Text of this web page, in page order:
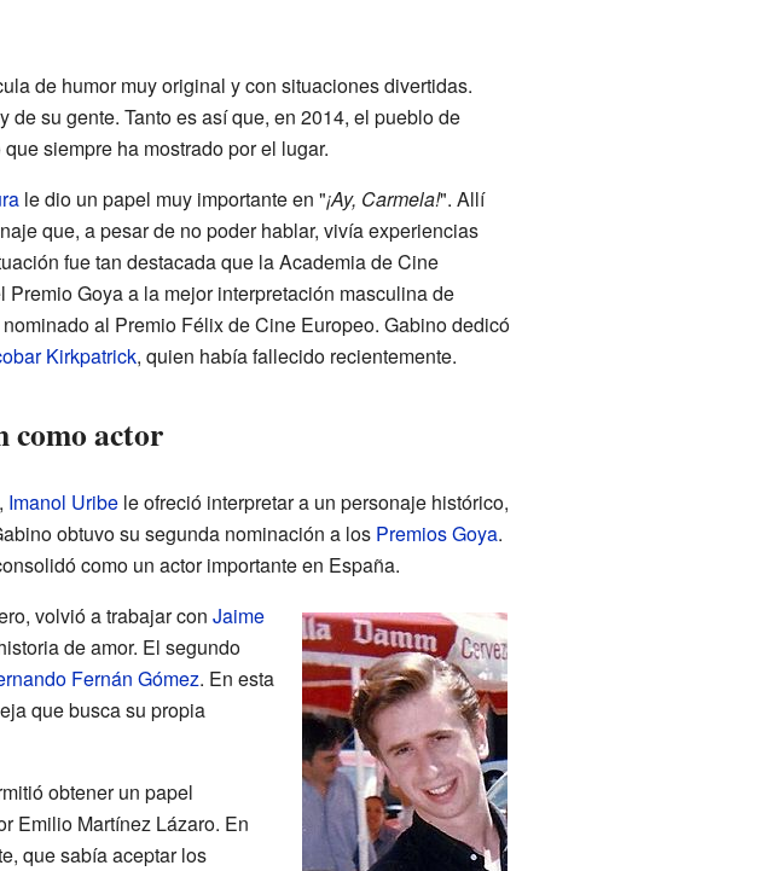
de humor muy original y con situaciones divertidas.
su gente. Tanto es así que, en 2014, el pueblo de
siempre ha mostrado por el lugar.
le dio un papel muy importante en "¡Ay, Carmela!". Allí
que, a pesar de no poder hablar, vivía experiencias
fue tan destacada que la Academia de Cine
Premio Goya a la mejor interpretación masculina de
al Premio Félix de Cine Europeo. Gabino dedicó
Kirkpatrick, quien había fallecido recientemente.
como actor
Imanol Uribele ofreció interpretar a un personaje histórico,
obtuvo su segunda nominación a los Premios Goya.
como un actor importante en España.
volvió a trabajar con Jaime
de amor. El segundo
Fernán Gómez. En esta
que busca su propia
obtener un papel
Emilio Martínez Lázaro. En
que sabía aceptar los